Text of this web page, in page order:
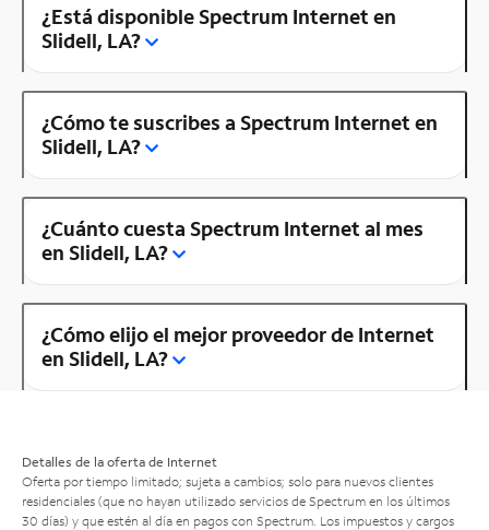
¿Está disponible Spectrum Internet en
Slidell, LA?
¿Cómo te suscribes a Spectrum Internet en
Slidell, LA?
¿Cuánto cuesta Spectrum Internet al mes
en Slidell, LA?
¿Cómo elijo el mejor proveedor de Internet
en Slidell, LA?
Detalles de la oferta de Internet
Oferta por tiempo limitado; sujeta a cambios; solo para nuevos clientes
residenciales (que no hayan utilizado servicios de Spectrum en los últimos
30 días) y que estén al día en pagos con Spectrum. Los impuestos y cargos